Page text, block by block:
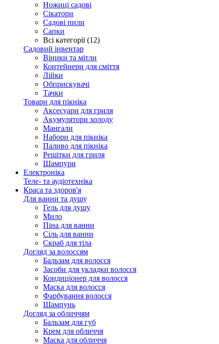
Ножиці садові
Сікатори
Садові пили
Сапки
Всі категорії (12)
Садовий інвентар
Віники та мітли
Контейнери для сміття
Лійки
Обприскувачі
Тачки
Товари для пікніка
Аксесуари для гриля
Акумулятори холоду
Мангали
Набори для пікніка
Паливо для пікніка
Решітки для гриля
Шампури
Електроніка
Теле- та аудіотехніка
Краса та здоров'я
Для ванни та душу
Гель для душу
Мило
Піна для ванни
Сіль для ванни
Скраб для тіла
Догляд за волоссям
Бальзам для волосся
Засоби для укладки волосся
Кондиціонер для волосся
Маска для волосся
Фарбування волосся
Шампунь
Догляд за обличчям
Бальзам для губ
Крем для обличчя
Маска для обличчя